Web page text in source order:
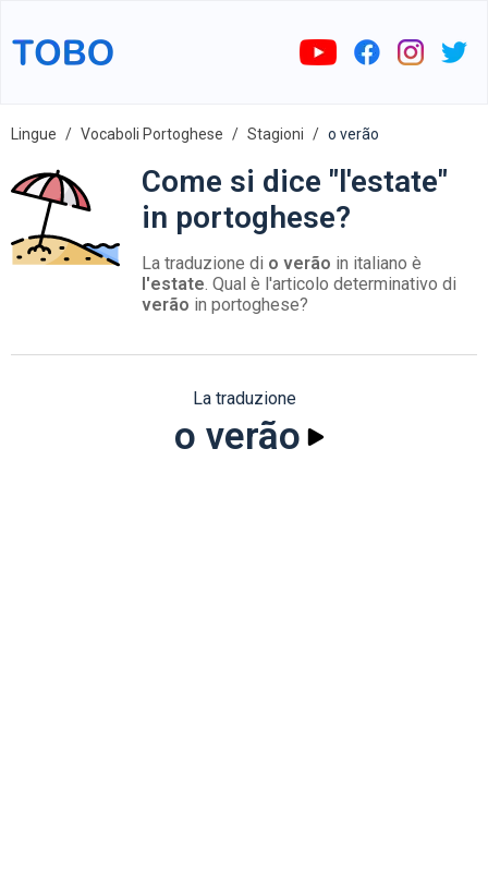
Lingue Vocaboli Portoghese Stagioni o verão
Come si dice "l'estate"
in portoghese?
La traduzione di o verão in italiano è
l'estate. Qual è l'articolo determinativo di
verão in portoghese?
La traduzione
o verão